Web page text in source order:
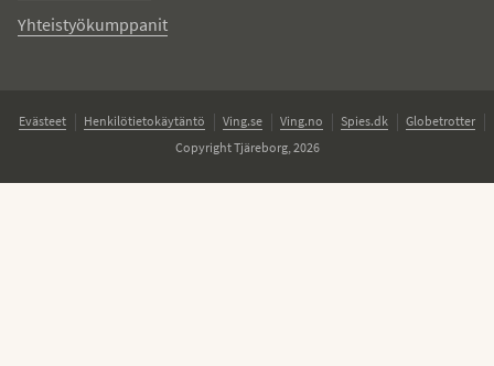
Yhteistyökumppanit
Evästeet Henkilötietokäytäntö Ving.se Ving.no Spies.dk
Globetrotter
Copyright Tjäreborg, 2026